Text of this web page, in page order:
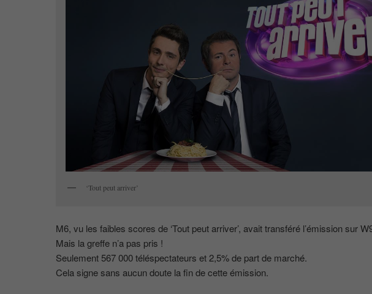
‘Tout peut arriver’
M6, vu les faibles scores de ‘Tout peut arriver’, avait transféré l’émission sur
Mais la greffe n’a pas pris !
Seulement 567 000 téléspectateurs et 2,5% de part de marché.
Cela signe sans aucun doute la fin de cette émission.